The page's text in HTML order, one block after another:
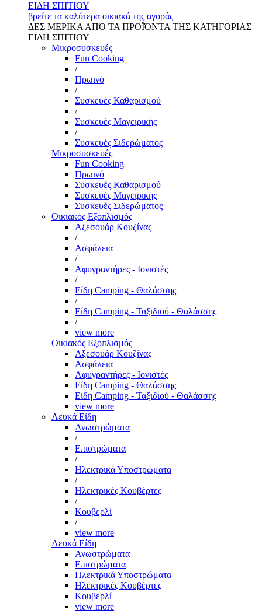
ΕΙΔΗ ΣΠΙΤΙΟΥ
βρείτε τα καλύτερα οικιακά της αγοράς
ΔΕΣ ΜΕΡΙΚΑ ΑΠΌ ΤΑ ΠΡΟΪΌΝΤΑ ΤΗΣ ΚΑΤΗΓΟΡΙΑΣ
ΕΙΔΗ ΣΠΙΤΙΟΥ
Μικροσυσκευές
Fun Cooking
/
Πρωινό
/
Συσκευές Καθαρισμού
/
Συσκευές Μαγειρικής
/
Συσκευές Σιδερώματος
Μικροσυσκευές
Fun Cooking
Πρωινό
Συσκευές Καθαρισμού
Συσκευές Μαγειρικής
Συσκευές Σιδερώματος
Οικιακός Εξοπλισμός
Αξεσουάρ Κουζίνας
/
Ασφάλεια
/
Αφυγραντήρες - Ιονιστές
/
Είδη Camping - Θαλάσσης
/
Είδη Camping - Ταξιδιού - Θαλάσσης
/
view more
Οικιακός Εξοπλισμός
Αξεσουάρ Κουζίνας
Ασφάλεια
Αφυγραντήρες - Ιονιστές
Είδη Camping - Θαλάσσης
Είδη Camping - Ταξιδιού - Θαλάσσης
view more
Λευκά Είδη
Ανωστρώματα
/
Επιστρώματα
/
Ηλεκτρικά Υποστρώματα
/
Ηλεκτρικές Κουβέρτες
/
Κουβερλί
/
view more
Λευκά Είδη
Ανωστρώματα
Επιστρώματα
Ηλεκτρικά Υποστρώματα
Ηλεκτρικές Κουβέρτες
Κουβερλί
view more